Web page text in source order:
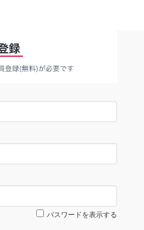
パスワードを表示する